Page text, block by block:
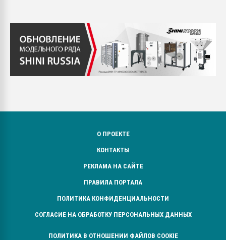
О ПРОЕКТЕ
КОНТАКТЫ
РЕКЛАМА НА САЙТЕ
ПРАВИЛА ПОРТАЛА
ПОЛИТИКА КОНФИДЕНЦИАЛЬНОСТИ
СОГЛАСИЕ НА ОБРАБОТКУ ПЕРСОНАЛЬНЫХ ДАННЫХ
ПОЛИТИКА В ОТНОШЕНИИ ФАЙЛОВ COOKIE